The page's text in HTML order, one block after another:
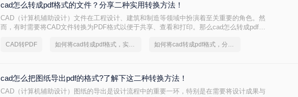
cad怎么转成pdf格式的文件？分享二种实用转换方法！
CAD（计算机辅助设计）文件在工程设计、建筑和制造等领域中扮演着至关重要的角色。然
而，有时需要将CAD文件转换为PDF格式以便于共享、查看和打印。那么cad怎么转成pdf格
CAD转PDF 如何将cad转成pdf格式，实用的方法来了 如何将cad转成pdf格式，分享一种简单的方法
cad怎么把图纸导出pdf的格式?了解下这二种转换方法！
CAD（计算机辅助设计）图纸的导出是设计流程中的重要一环，特别是在需要将设计成果与